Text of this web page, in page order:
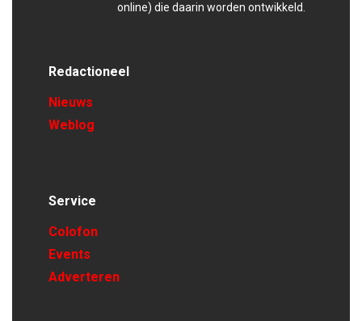
online) die daarin worden ontwikkeld.
Redactioneel
Nieuws
Weblog
Service
Colofon
Events
Adverteren